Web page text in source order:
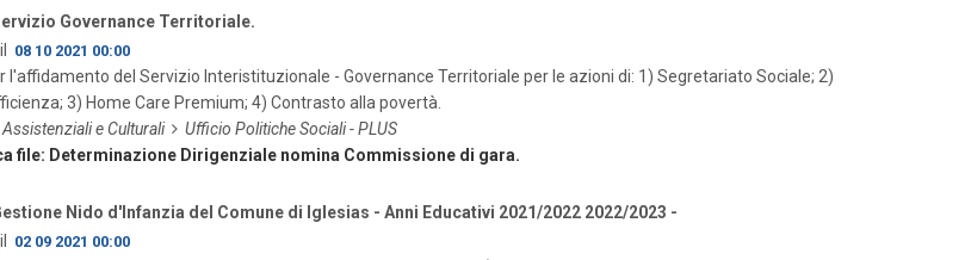
Governance Territoriale.
08 10 2021 00:00
l'affidamento del Servizio Interistituzionale - Governance Territoriale per le azioni di: 1) Segretariato Sociale; 2)
3) Home Care Premium; 4) Contrasto alla povertà.
e Culturali
Ufficio Politiche Sociali - PLUS
file: Determinazione Dirigenziale nomina Commissione di gara.
Nido d'Infanzia del Comune di Iglesias - Anni Educativi 2021/2022 2022/2023 -
02 09 2021 00:00